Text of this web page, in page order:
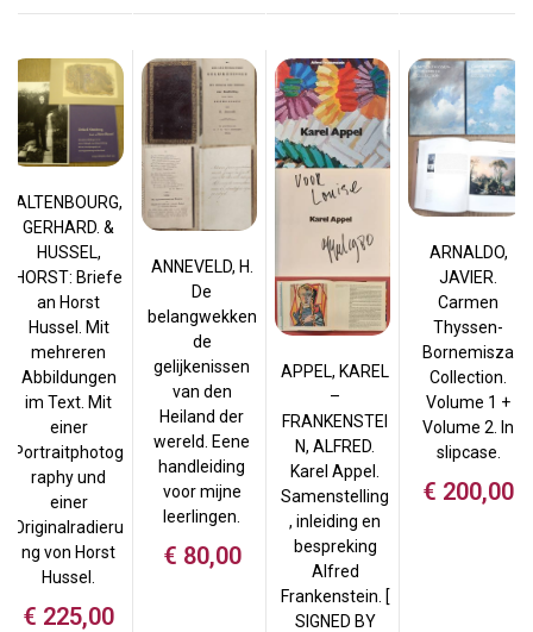
ALTENBOURG,
GERHARD. &
HUSSEL,
HORST: Briefe
an Horst
Hussel. Mit
mehreren
Abbildungen
im Text. Mit
einer
Portraitphotog
raphy und
einer
Originalradieru
ng von Horst
Hussel.
€ 225,00
ANNEVELD, H.
De
belangwekken
de
gelijkenissen
van den
Heiland der
wereld. Eene
handleiding
voor mijne
leerlingen.
€ 80,00
APPEL, KAREL
–
FRANKENSTEI
N, ALFRED.
Karel Appel.
Samenstelling
, inleiding en
bespreking
Alfred
Frankenstein. [
SIGNED BY
ARNALDO,
JAVIER.
Carmen
Thyssen-
Bornemisza
Collection.
Volume 1 +
Volume 2. In
slipcase.
€ 200,00